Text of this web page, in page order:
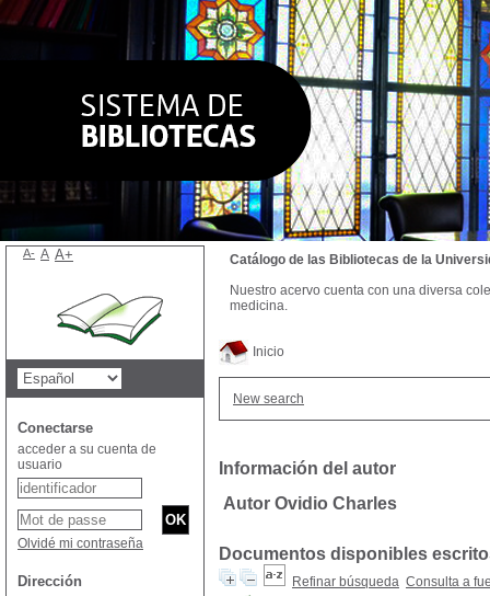
Inicio
New search
Información del autor
Autor Ovidio Charles
Documentos disponibles
Refinar búsqueda Consulta a
Catálogo de las Bibliotecas de la
Nuestro acervo cuenta con una diversa
medicina.
A- A A+
Conectarse
acceder a su cuenta de
usuario
Olvidé mi contraseña
Dirección